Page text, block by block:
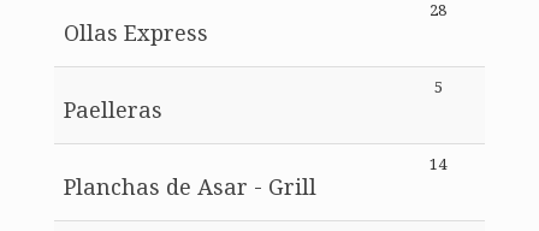
Ollas Express
28
Paelleras
5
Planchas de Asar - Grill
14